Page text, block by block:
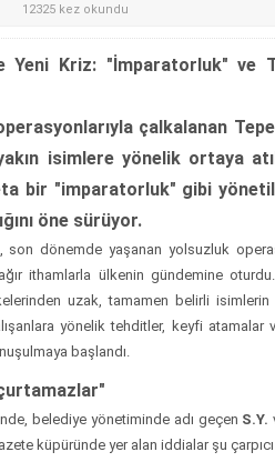
12325 kez okundu
Yeni Kriz: "İmparatorluk" ve
çalkalanan
isimlere yönelik ortaya
bir "imparatorluk" gibi
öne sürüyor.
son dönemde yaşanan yolsuzluk
ithamlarla ülkenin gündemine
uzak, tamamen belirli
yönelik tehditler, keyfi atamalar
başlandı.
belediye yönetiminde adı geçen S.Y.
küpüründe yer alan iddialar şu